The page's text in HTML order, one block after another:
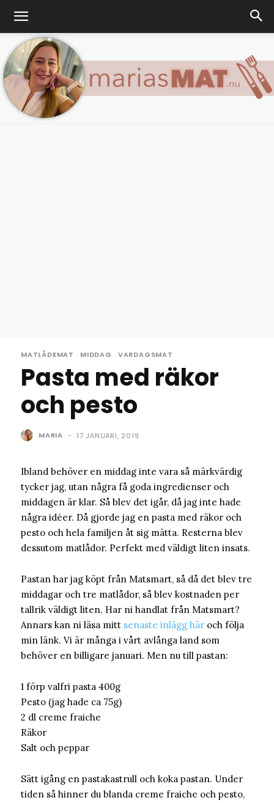
MATLÅDEMAT MIDDAG VARDAGSMAT
Pasta med räkor
och pesto
MARIA - 17 JANUARI, 2019
Ibland behöver en middag inte vara så märkvärdig
tycker jag, utan några få goda ingredienser och
middagen är klar. Så blev det igår, då jag inte hade
några idéer. Då gjorde jag en pasta med räkor och
pesto och hela familjen åt sig mätta. Resterna blev
dessutom matlådor. Perfekt med väldigt liten insats.
Pastan har jag köpt från Matsmart, så då det blev tre
middagar och tre matlådor, så blev kostnaden per
tallrik väldigt liten. Har ni handlat från Matsmart?
Annars kan ni läsa mitt senaste inlägg här och följa
min länk. Vi är många i vårt avlånga land som
behöver en billigare januari. Men nu till pastan:
1 förp valfri pasta 400g
Pesto (jag hade ca 75g)
2 dl creme fraiche
Räkor
Salt och peppar
Sätt igång en pastakastrull och koka pastan. Under
tiden så hinner du blanda creme fraiche och pesto,